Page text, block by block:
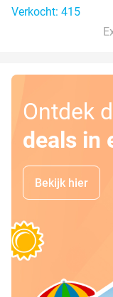
Verkocht: 415
Ontdek
deals in
Bekijk hier